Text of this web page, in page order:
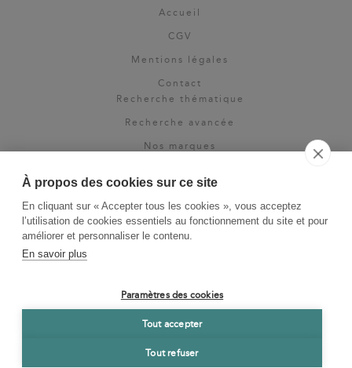
À propos des cookies sur ce site
En cliquant sur « Accepter tous les cookies », vous acceptez
l’utilisation de cookies essentiels au fonctionnement du site et pour
améliorer et personnaliser le contenu.
En savoir plus
Paramètres des cookies
Tout accepter
Tout refuser
Accueil
CGV
Mentions légales
Contact
Recherche thématique
Recherche avancée
Nos marques
Espace pro
Newsletter
La Vie des Classiques